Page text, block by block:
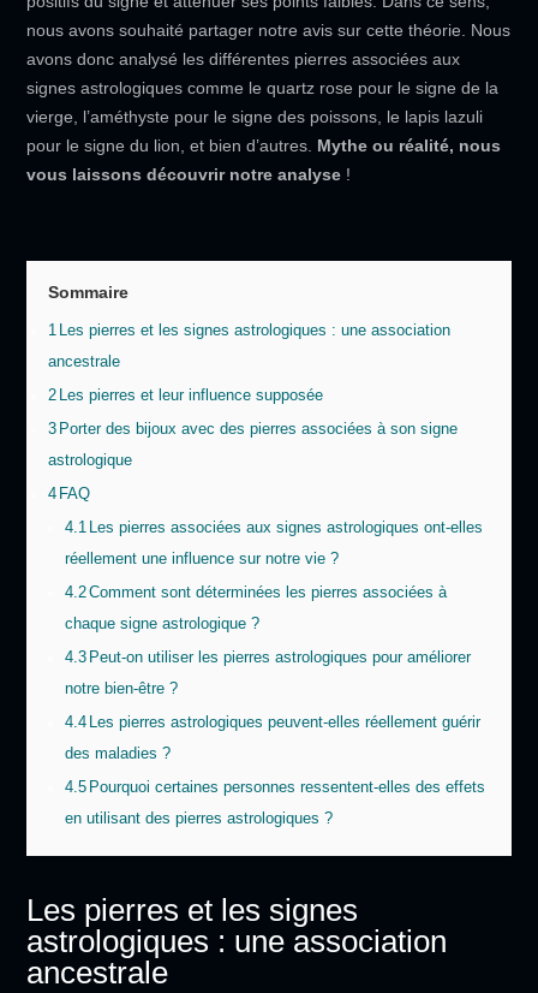
nous avons souhaité partager notre avis sur cette théorie. Nous
avons donc analysé les différentes pierres associées aux
signes astrologiques comme le quartz rose pour le signe de la
vierge, l’améthyste pour le signe des poissons, le lapis lazuli
pour le signe du lion, et bien d’autres. Mythe ou réalité, nous
vous laissons découvrir notre analyse !
Sommaire
1 Les pierres et les signes astrologiques : une association
ancestrale
2 Les pierres et leur influence supposée
3 Porter des bijoux avec des pierres associées à son signe
astrologique
4 FAQ
4.1 Les pierres associées aux signes astrologiques ont-elles
réellement une influence sur notre vie ?
4.2Comment sont déterminées les pierres associées à
chaque signe astrologique ?
4.3 Peut-on utiliser les pierres astrologiques pour améliorer
notre bien-être ?
4.4 Les pierres astrologiques peuvent-elles réellement guérir
des maladies ?
4.5 Pourquoi certaines personnes ressentent-elles des effets
en utilisant des pierres astrologiques ?
Les pierres et les signes
astrologiques : une association
ancestrale